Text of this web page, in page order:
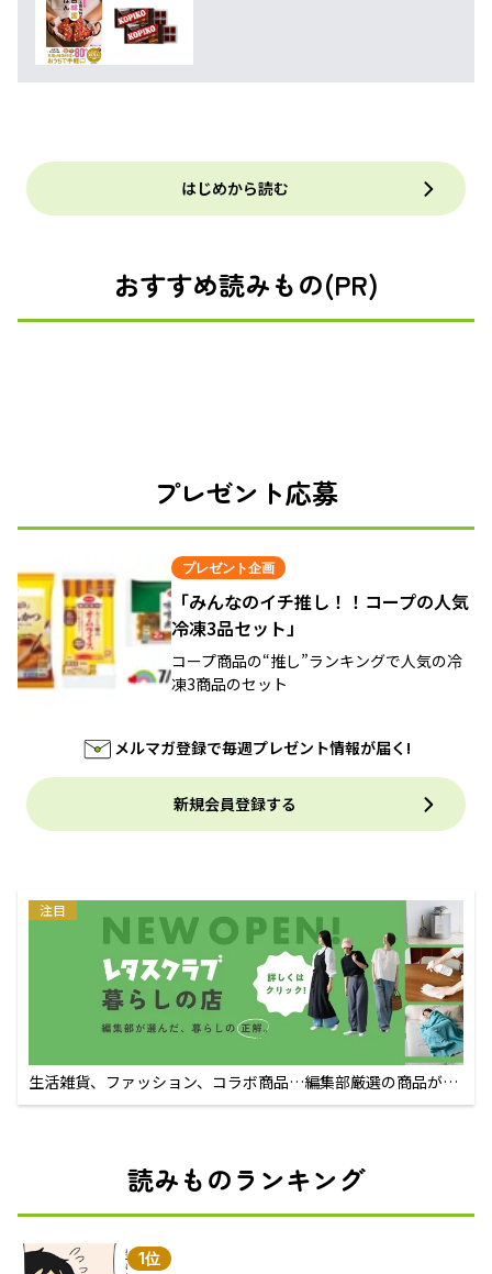
はじめから読む
おすすめ読みもの(PR)
プレゼント応募
プレゼント企画
「みんなのイチ推し！！コープの人気
冷凍3品セット」
コープ商品の“推し”ランキングで人気の冷
凍3商品のセット
メルマガ登録で毎週プレゼント情報が届く!
新規会員登録する
注目
生活雑貨、ファッション、コラボ商品…編集部厳選の商品が買
えるECサイト
読みものランキング
1位